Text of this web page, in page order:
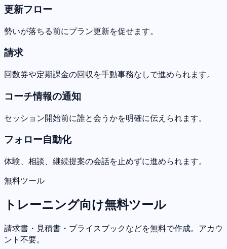
更新フロー
勢いが落ちる前にプラン更新を促せます。
請求
回数券や定期課金の回収を手動事務なしで進められます。
コーチ情報の通知
セッション開始前に誰と会うかを明確に伝えられます。
フォロー自動化
体験、相談、継続提案の会話を止めずに進められます。
無料ツール
トレーニング向け無料ツール
請求書・見積書・プライスブックなどを無料で作成。アカウ
ント不要。